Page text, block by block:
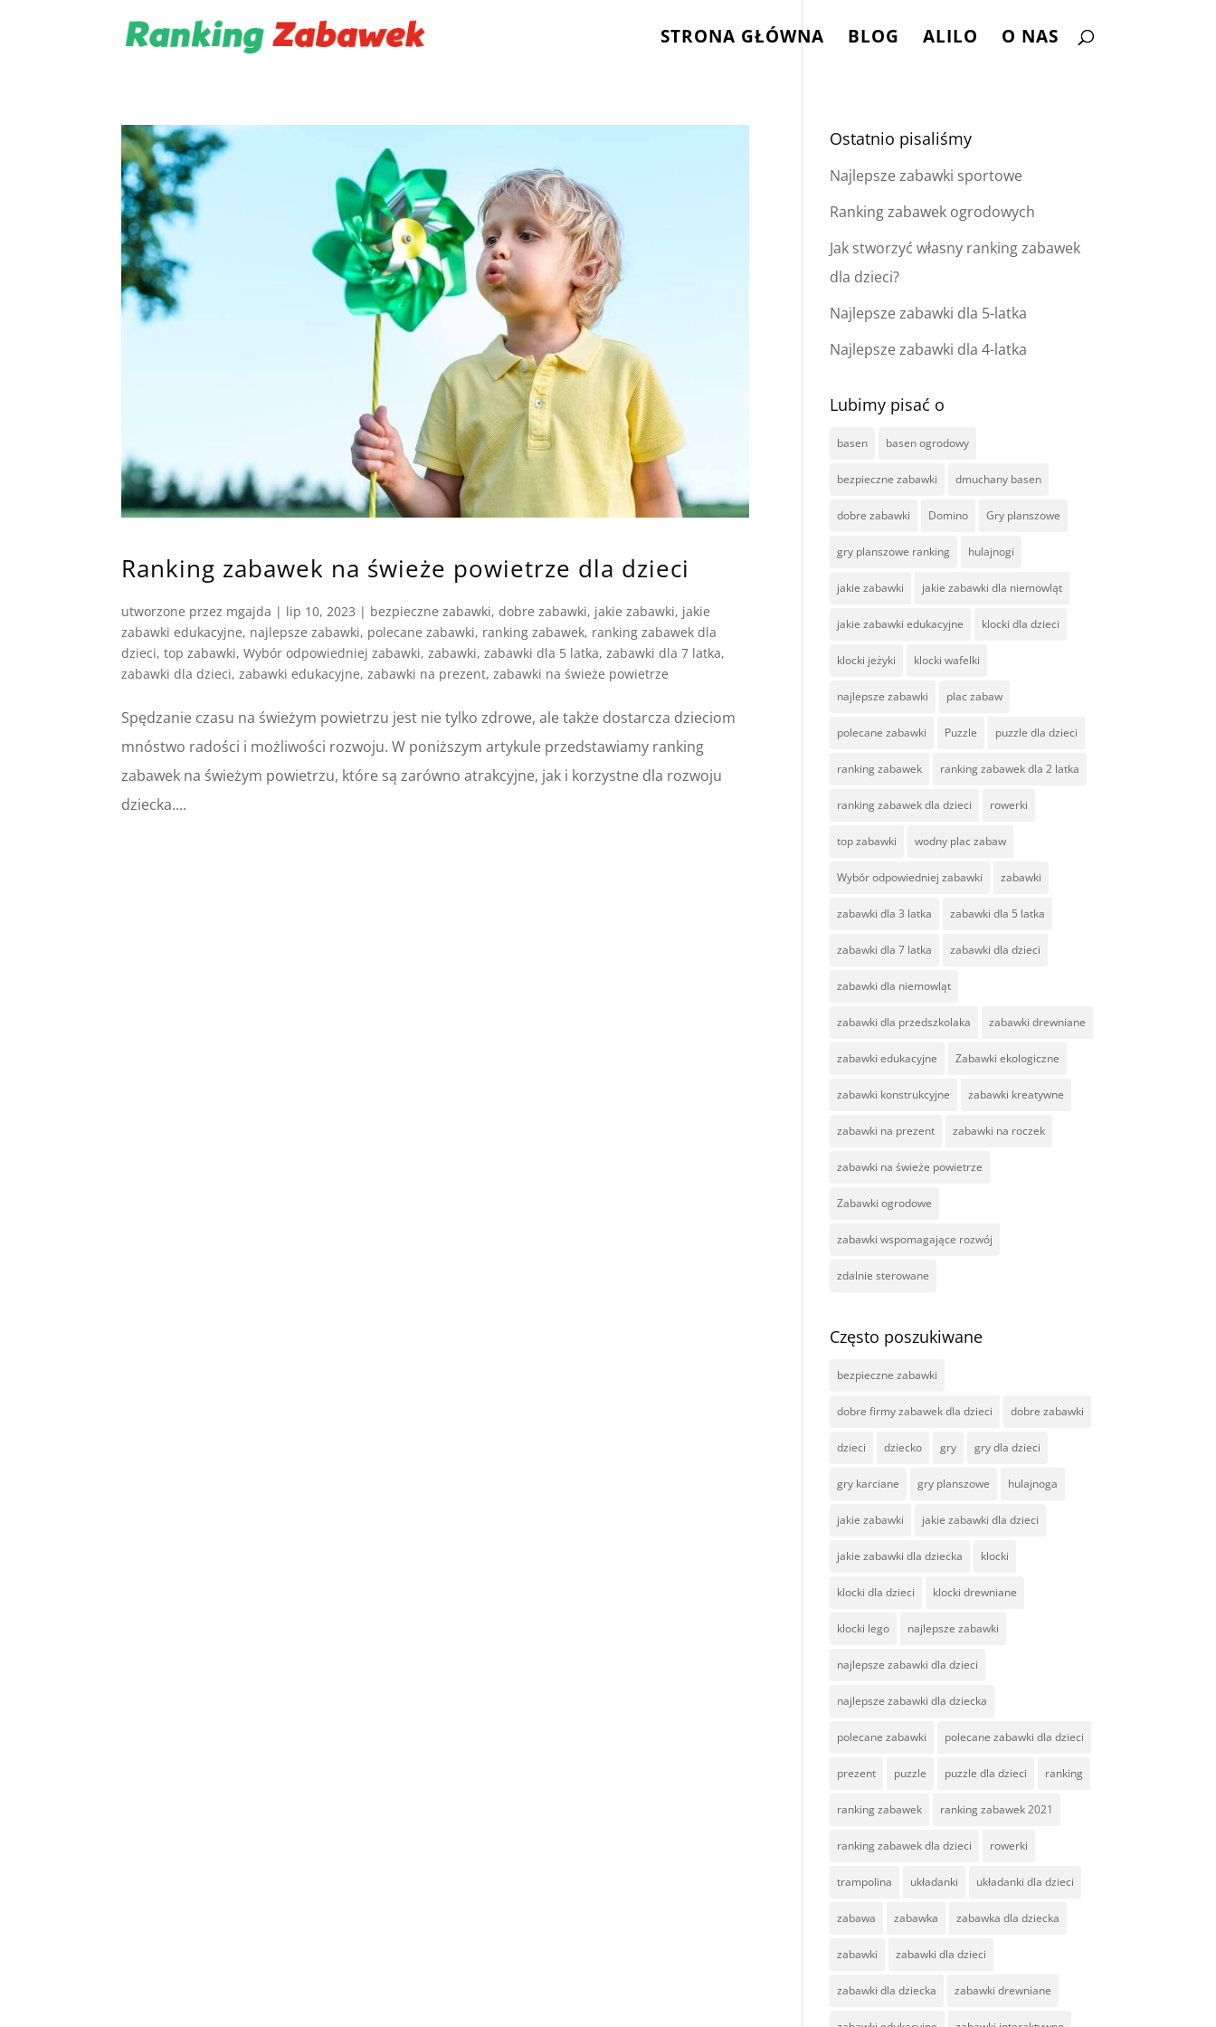
STRONA GŁÓWNA BLOG ALILO O NAS
Ranking zabawek na świeże powietrze dla dzieci
utworzone przez mgajda | lip 10, 2023 | bezpieczne zabawki,dobre zabawki, jakie zabawki, jakie
zabawki edukacyjne, najlepsze zabawki, polecane zabawki, ranking zabawek, ranking zabawek dla
dzieci,top zabawki,Wybór odpowiedniej zabawki,zabawki,zabawki dla 5 latka,zabawki dla 7 latka,
zabawki dla dzieci,zabawki edukacyjne,zabawki na prezent,zabawki na świeże powietrze
Spędzanie czasu na świeżym powietrzu jest nie tylko zdrowe, ale także dostarcza dzieciom
mnóstwo radości i możliwości rozwoju. W poniższym artykule przedstawiamy ranking
zabawek na świeżym powietrzu, które są zarówno atrakcyjne, jak i korzystne dla rozwoju
dziecka....
Ostatnio pisaliśmy
Najlepsze zabawki sportowe
Ranking zabawek ogrodowych
Jak stworzyć własny ranking zabawek
dla dzieci?
Najlepsze zabawki dla 5-latka
Najlepsze zabawki dla 4-latka
Lubimy pisać o
basen basen ogrodowy
bezpieczne zabawki dmuchany basen
dobre zabawki Domino Gry planszowe
gry planszowe ranking hulajnogi
jakie zabawki jakie zabawki dla niemowląt
jakie zabawki edukacyjne klocki dla dzieci
klocki jeżyki klocki wafelki
najlepsze zabawki plac zabaw
polecane zabawki Puzzle puzzle dla dzieci
ranking zabawek ranking zabawek dla 2 latka
ranking zabawek dla dzieci rowerki
top zabawki wodny plac zabaw
Wybór odpowiedniej zabawki zabawki
zabawki dla 3 latka zabawki dla 5 latka
zabawki dla 7 latka zabawki dla dzieci
zabawki dla niemowląt
zabawki dla przedszkolaka zabawki drewniane
zabawki edukacyjne Zabawki ekologiczne
zabawki konstrukcyjne zabawki kreatywne
zabawki na prezent zabawki na roczek
zabawki na świeże powietrze
Zabawki ogrodowe
zabawki wspomagające rozwój
zdalnie sterowane
Często poszukiwane
bezpieczne zabawki
dobre firmy zabawek dla dzieci dobre zabawki
dzieci dziecko gry gry dla dzieci
gry karciane gry planszowe hulajnoga
jakie zabawki jakie zabawki dla dzieci
jakie zabawki dla dziecka klocki
klocki dla dzieci klocki drewniane
klocki lego najlepsze zabawki
najlepsze zabawki dla dzieci
najlepsze zabawki dla dziecka
polecane zabawki polecane zabawki dla dzieci
prezent puzzle puzzle dla dzieci ranking
ranking zabawek ranking zabawek 2021
ranking zabawek dla dzieci rowerki
trampolina układanki układanki dla dzieci
zabawa zabawka zabawka dla dziecka
zabawki zabawki dla dzieci
zabawki dla dziecka zabawki drewniane